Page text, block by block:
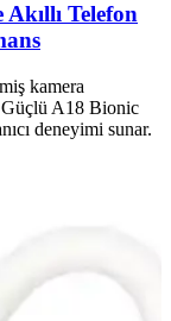
Telefon
kamera
Güçlü A18 Bionic
deneyimi sunar.